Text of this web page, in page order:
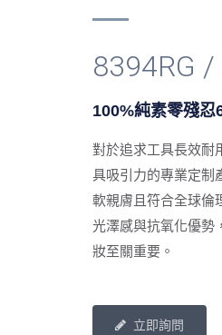
8394RG
100%純素零殘忍
對於追求工具長效耐
具吸引力的專業定制
軟親膚且符合全球倫
光澤感與抗氧化優勢
妝至關重要。
立即詢問